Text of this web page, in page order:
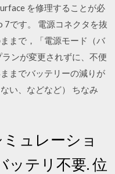
を修理することが必
7です。 電源コネクタを抜
まで，「電源モード（バ
ンが変更されずに、不便
までバッテリーの減りが
い、などなど） ちなみ
ュレーショ
ッテリ不要. 位